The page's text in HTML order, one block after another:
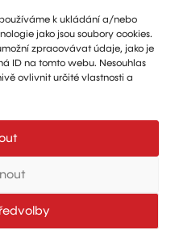
k ukládání a/nebo
jako jsou soubory cookies.
zpracovávat údaje, jako je
ID na tomto webu. Nesouhlas
ovlivnit určité vlastnosti a
Vít Jirka